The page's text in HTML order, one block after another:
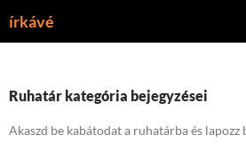
írkávé
Ruhatár kategória bejegyzései
Akaszd be kabátodat a ruhatárba és lapozz